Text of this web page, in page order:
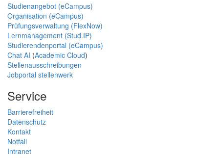
Studienangebot (eCampus)
Organisation (eCampus)
Prüfungsverwaltung (FlexNow)
Lernmanagement (Stud.IP)
Studierendenportal (eCampus)
Chat AI (Academic Cloud)
Stellenausschreibungen
Jobportal stellenwerk
Service
Barrierefreiheit
Datenschutz
Kontakt
Notfall
Intranet